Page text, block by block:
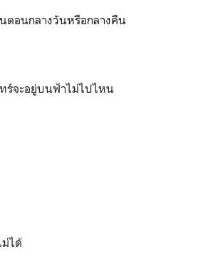
ตอนกลางวันหรือกลางคืน
ร์จะอยู่บนฟ้าไม่ไปไหน
ม่ได้